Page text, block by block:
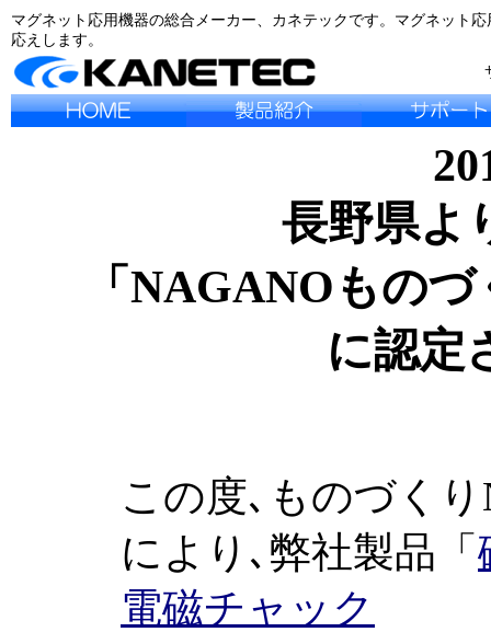
マグネット応用機器の総合メーカー、カネテックです。マグネット
応えします。
長野県よ
「NAGANOもの
に認定
この度､ものづく
により､弊社製品「
電磁チャック